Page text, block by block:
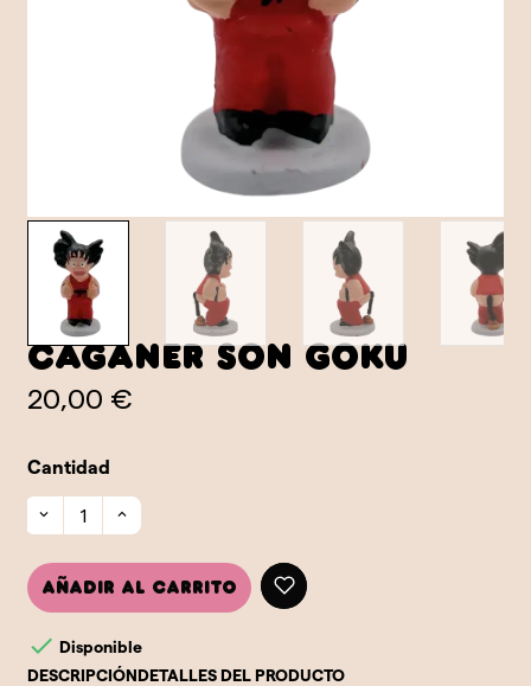
Caganer Son Goku
20,00 €
Cantidad
Añadir al carrito
 Disponible
DESCRIPCIÓNDETALLES DEL PRODUCTO